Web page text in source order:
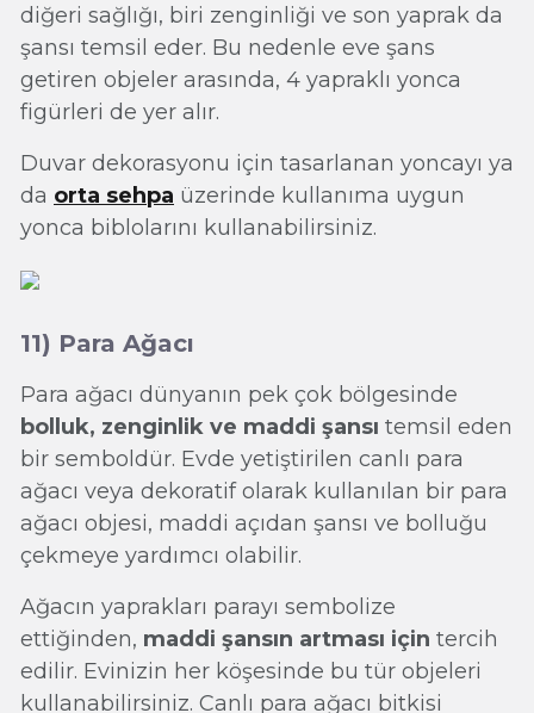
diğeri sağlığı, biri zenginliği ve son yaprak da
şansı temsil eder. Bu nedenle eve şans
getiren objeler arasında, 4 yapraklı yonca
figürleri de yer alır.
Duvar dekorasyonu için tasarlanan yoncayı ya
da orta sehpa üzerinde kullanıma uygun
yonca biblolarını kullanabilirsiniz.
11) Para Ağacı
Para ağacı dünyanın pek çok bölgesinde
bolluk, zenginlik ve maddi şansı temsil eden
bir semboldür. Evde yetiştirilen canlı para
ağacı veya dekoratif olarak kullanılan bir para
ağacı objesi, maddi açıdan şansı ve bolluğu
çekmeye yardımcı olabilir.
Ağacın yaprakları parayı sembolize
ettiğinden, maddi şansın artması için tercih
edilir. Evinizin her köşesinde bu tür objeleri
kullanabilirsiniz. Canlı para ağacı bitkisi